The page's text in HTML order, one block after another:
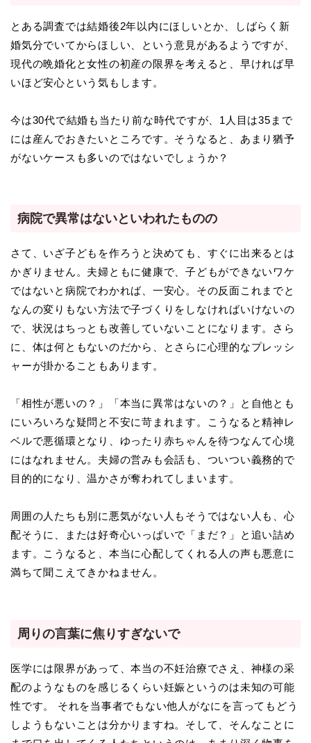
とある調査では結婚後2年以内にほしいとか、しばらく新
婚気分でいてからほしい、という意見があるようですが、
現代の晩婚化と女性の初産の限界を考えると、早ければ早
いほど安心という気もします。
今は30代で結婚も当たり前な時代ですが、1人目は35まで
には産んでおきたいところです。そうなると、あまり猶予
がないケースも多いのではないでしょうか？
病院で異常はないといわれたものの
さて、いざ子どもを作ろうと決めても、すぐに出来るとは
かぎりません。夫婦ともに健康で、子どもができないワケ
ではないと病院でわかれば、一安心。その反面これまでと
なんの変りもない方法で子づくりをしなければいけないの
で、状況はちっとも改善していないことになります。さら
に、体は何ともないのだから、とさらに心理的なプレッシ
ャーが掛かることもあります。
「相性が悪いの？」「本当に異常はないの？」と自他とも
にいろいろな疑問と不安に苛まれます。こうなると精神レ
ベルで悪循環となり、ゆったり赤ちゃんを待つなんて心境
にはなれません。夫婦の営みも会話も、ついつい義務的で
目的的になり、温かさが奪われてしまいます。
周囲の人たちも別に悪気がない人もそうではない人も、心
配そうに、または好奇心いっぱいで「まだ？」と追い詰め
ます。こうなると、本当に心配してくれる人の声も悪意に
満ちて聞こえてきかねません。
周りの言葉に焦りすぎないで
医学には限界があって、本当の不妊治療でさえ、神様の采
配のようなものを感じるくらい妊娠というのは未知の可能
性です。 それを当事者でもない他人がなにを言ってもどう
しようもないことは分かりますね。そして、そんなことに